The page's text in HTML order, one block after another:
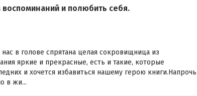
и полюбить себя.
в голове спрятана целая сокровищница из
яркие и прекрасные, есть и такие, которые
и хочется избавиться нашему герою книги.Напрочь
в жи...